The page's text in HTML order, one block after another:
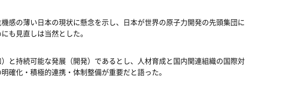
感の薄い日本の現状に懸念を示し、日本が世界の原子力開発の先頭集団に
も見直しは当然とした。
と持続可能な発展（開発）であるとし、人材育成と国内関連組織の国際対
確化・積極的連携・体制整備が重要だと語った。